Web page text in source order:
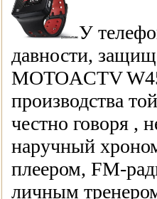
У
давности,
MOTOACTV
производства
честно говоря ,
наручный
плеером, FM-
личным